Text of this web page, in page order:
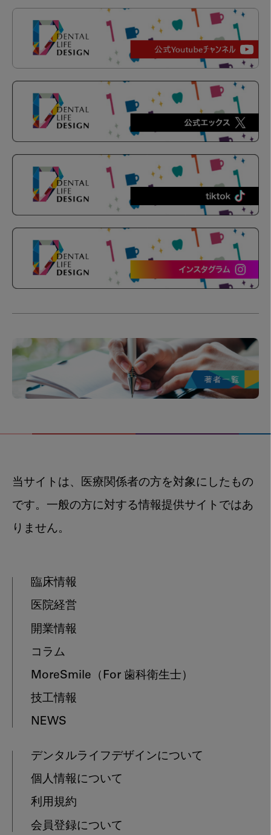
当サイトは、医療関係者の方を対象にしたもの
です。一般の方に対する情報提供サイトではあ
りません。
臨床情報
医院経営
開業情報
コラム
MoreSmile （For 歯科衛生士）
技工情報
NEWS
デンタルライフデザインについて
個人情報について
利用規約
会員登録について